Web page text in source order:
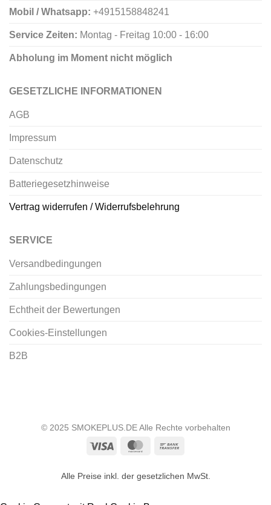
Mobil / Whatsapp: +4915158848241
Service Zeiten: Montag - Freitag 10:00 - 16:00
Abholung im Moment nicht möglich
GESETZLICHE INFORMATIONEN
AGB
Impressum
Datenschutz
Batteriegesetzhinweise
Vertrag widerrufen / Widerrufsbelehrung
SERVICE
Versandbedingungen
Zahlungsbedingungen
Echtheit der Bewertungen
Cookies-Einstellungen
B2B
© 2025 SMOKEPLUS.DE Alle Rechte vorbehalten
Visa
MasterCard
Alle Preise inkl. der gesetzlichen MwSt.